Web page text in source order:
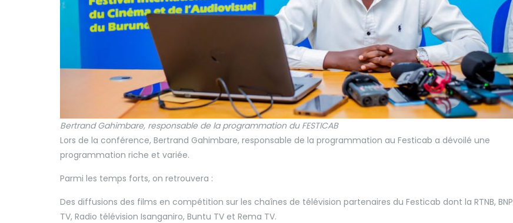
Bertrand Gahimbare, responsable de la programmation du FESTICAB
Lors de la conférence, Bertrand Gahimbare, responsable de la programmation au Festicab a dévoilé une
programmation riche et variée.
Parmi les temps forts, on retrouvera :
Des diffusions des films en compétition sur les chaînes de télévision partenaires du Festicab dont la RTNB, BNP
TV, Radio télévision Isanganiro, Buntu TV et Rema TV.